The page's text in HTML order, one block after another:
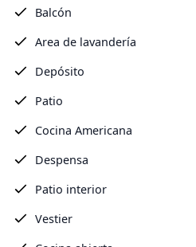
Balcón
Area de lavandería
Depósito
Patio
Cocina Americana
Despensa
Patio interior
Vestier